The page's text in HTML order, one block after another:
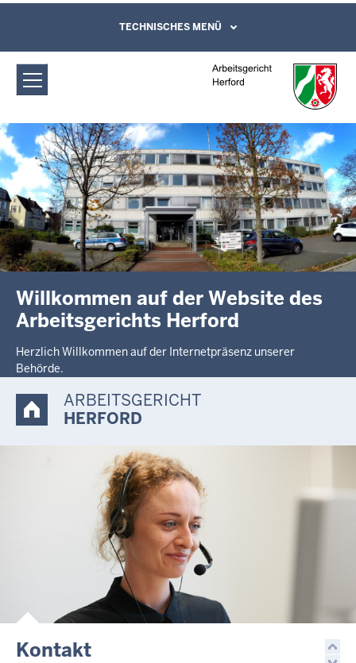
Arbeitsgericht Herford: Startseite
Direkt zum Inhalt
Leichte Sprache, Gebärdensprachenvideo
und Kontaktformular
TECHNISCHES MENÜ
Willkommen auf der Website des
Arbeitsgerichts Herford
Herzlich Willkommen auf der Internetpräsenz unserer
Behörde.
ARBEITSGERICHT
HERFORD
Kontakt